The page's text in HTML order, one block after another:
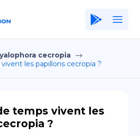
Home
of Use
Policy
cecropia
les papillons cecropia ?
temps vivent les
?